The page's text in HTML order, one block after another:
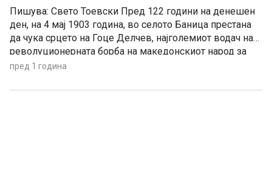
Пишува: Свето Тоевски Пред 122 години на денешен
ден, на 4 мај 1903 година, во селото Баница престана
да чука срцето на Гоце Делчев, најголемиот водач на
револуционерната борба на македонскиот народ за
извојување слобода и создавање своја самостојна
срцето на револуционерна Македонија. Овој највелик
пред 1 година